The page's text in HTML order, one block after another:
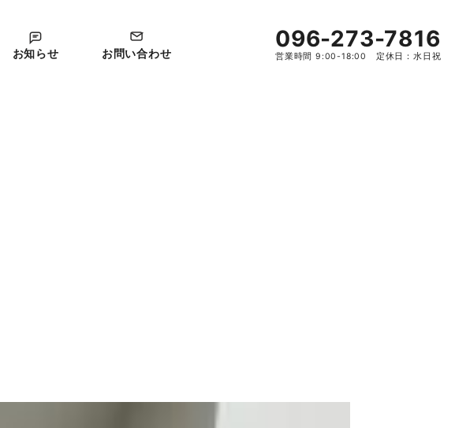
お知らせ お問い合わせ
096-273-7816
営業時間 9:00-18:00 定休日：水日祝